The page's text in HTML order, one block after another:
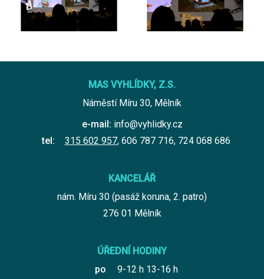
MAS VYHLÍDKY, Z.S.
Náměstí Míru 30, Mělník
e-mail: info@vyhlidky.cz
tel:
315 602 957, 606 787 716, 724 068 686
KANCELÁŘ
nám. Míru 30 (pasáž koruna, 2. patro)
276 01 Mělník
ÚŘEDNÍ HODINY
po
9-12 h 13-16 h